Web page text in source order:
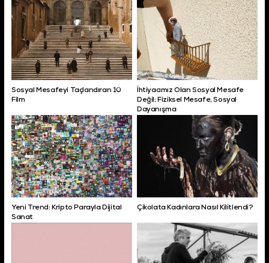
Sosyal Mesafeyi Taçlandıran 10
Film
İhtiyacımız Olan Sosyal Mesafe
Değil; Fiziksel Mesafe, Sosyal
Dayanışma
Yeni Trend: Kripto Parayla Dijital
Sanat
Çikolata Kadınlara Nasıl Kilitlendi?